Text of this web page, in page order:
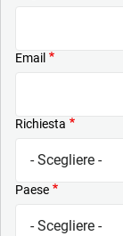
Email
Richiesta
Paese